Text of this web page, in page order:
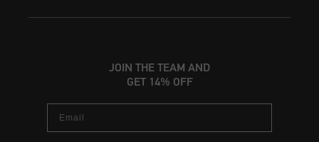
JOIN THE TEAM AND
GET 14% OFF